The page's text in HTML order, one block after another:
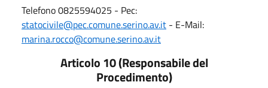
Telefono 0825594025 - Pec:
statocivile@pec.comune.serino.av.it - E-Mail:
marina.rocco@comune.serino.av.it
Articolo 10 (Responsabile del
Procedimento)